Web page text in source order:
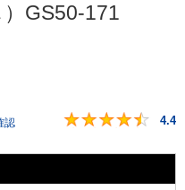
GS50-171
認 4.4